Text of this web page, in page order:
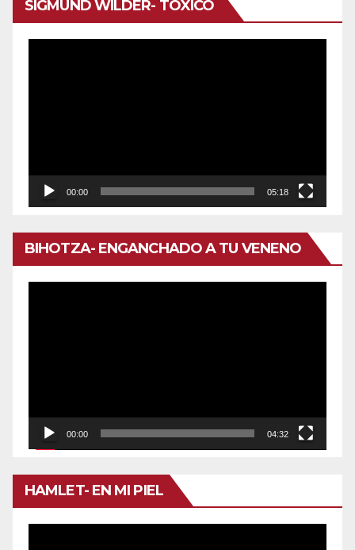
SIGMUND WILDER- TÓXICO
00:00 05:18
BIHOTZA- ENGANCHADO A TU VENENO
00:00 04:32
HAMLET- EN MI PIEL